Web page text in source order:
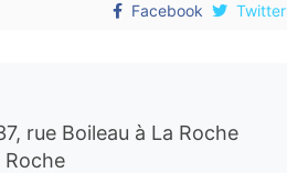
Facebook Twitter
rue Boileau à La Roche
Roche